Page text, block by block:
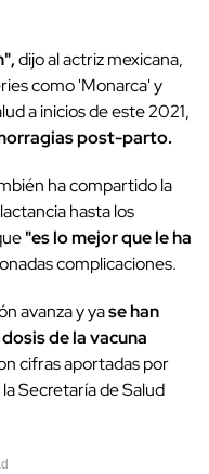
dijo al actriz mexicana,
como 'Monarca' y
a inicios de este 2021,
post-parto.
ha compartido la
hasta los
"es lo mejor que le ha
complicaciones.
avanza y yase han
de la vacuna
cifras aportadas por
Secretaría de Salud